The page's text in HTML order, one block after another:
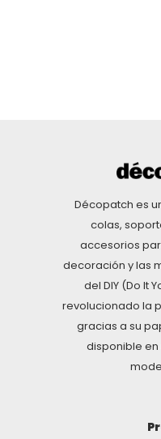
Décopatch es
colas,
accesorios
decoración y las
del DIY (Do It
revolucionado la
gracias a su
disponible